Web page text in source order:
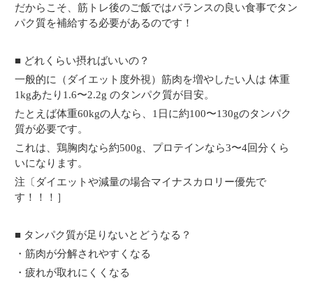
だからこそ、筋トレ後のご飯ではバランスの良い食事でタン
パク質を補給する必要があるのです！
■ どれくらい摂ればいいの？
一般的に（ダイエット度外視）筋肉を増やしたい人は 体重
1kgあたり1.6〜2.2g のタンパク質が目安。
たとえば体重60kgの人なら、1日に約100〜130gのタンパク
質が必要です。
これは、鶏胸肉なら約500g、プロテインなら3〜4回分くら
いになります。
注〔ダイエットや減量の場合マイナスカロリー優先で
す！！！］
■ タンパク質が足りないとどうなる？
・筋肉が分解されやすくなる
・疲れが取れにくくなる